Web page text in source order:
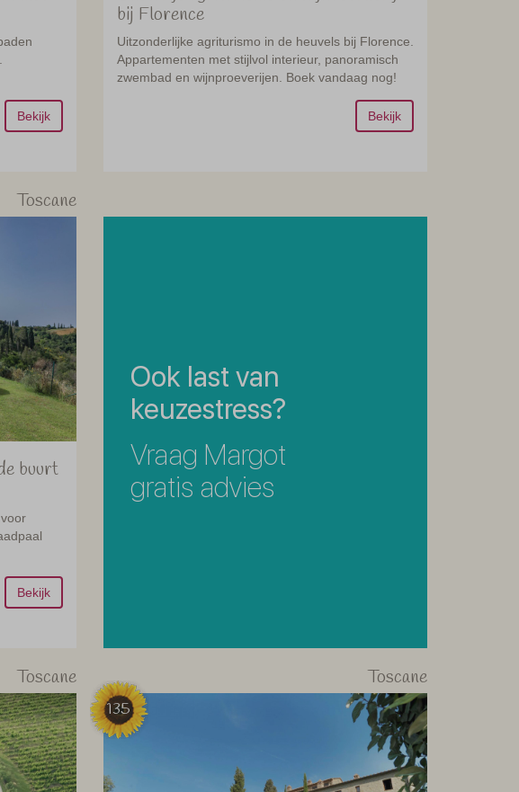
Bekijk
bij Florence
Uitzonderlijke agriturismo in de heuvels bij Florence.
Appartementen met stijlvol interieur, panoramisch
zwembad en wijnproeverijen. Boek vandaag nog!
Bekijk
Toscane
buurt
Bekijk
Ook last van
keuzestress?
Vraag Margot
gratis advies
Toscane Toscane
135